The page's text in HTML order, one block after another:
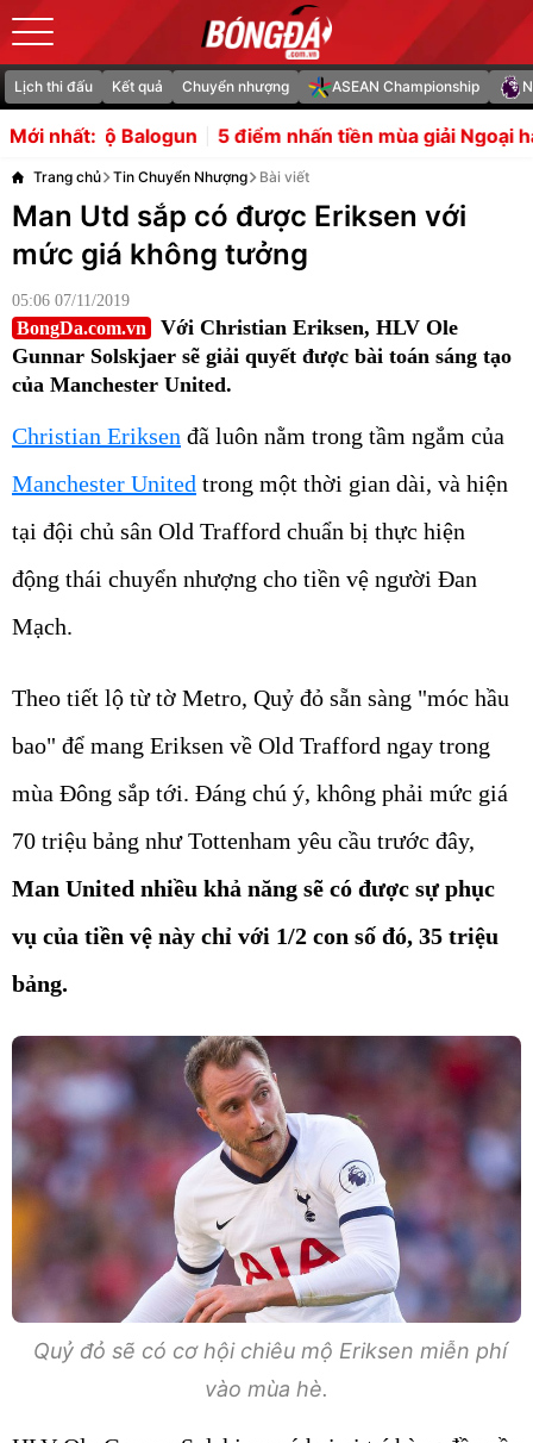
Lịch thi đấu Kết quả Chuyển nhượng ASEAN Championship
Mới nhất:
5 điểm nhấn tiền mùa giải Ngoại hạng Anh: Nỗi lo
Trang chủ Tin Chuyển Nhượng Bài viết
Man Utd sắp có được Eriksen với
mức giá không tưởng
05:06 07/11/2019
BongDa.com.vn
Với Christian Eriksen, HLV Ole
Gunnar Solskjaer sẽ giải quyết được bài toán sáng tạo
của Manchester United.
Christian Eriksen đã luôn nằm trong tầm ngắm của
Manchester United trong một thời gian dài, và hiện
tại đội chủ sân Old Trafford chuẩn bị thực hiện
động thái chuyển nhượng cho tiền vệ người Đan
Mạch.
Theo tiết lộ từ tờ Metro, Quỷ đỏ sẵn sàng "móc hầu
bao" để mang Eriksen về Old Trafford ngay trong
mùa Đông sắp tới. Đáng chú ý, không phải mức giá
70 triệu bảng như Tottenham yêu cầu trước đây,
Man United nhiều khả năng sẽ có được sự phục
vụ của tiền vệ này chỉ với 1/2 con số đó, 35 triệu
bảng.
Quỷ đỏ sẽ có cơ hội chiêu mộ Eriksen miễn phí
vào mùa hè.